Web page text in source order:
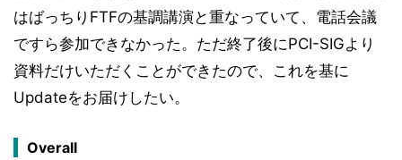
はばっちりFTFの基調講演と重なっていて、電話会議
ですら参加できなかった。ただ終了後にPCI-SIGより
資料だけいただくことができたので、これを基に
Updateをお届けしたい。
Overall